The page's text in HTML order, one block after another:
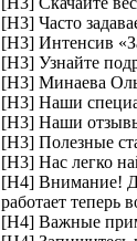
[H3] Часто
[H3] Интенсив
[H3] Узнайте
[H3] Минаева
[H3] Наши
[H3] Наши
[H3] Полезные
[H3] Нас легко
[H4] Внимание!
работает теперь
[H4] Важные